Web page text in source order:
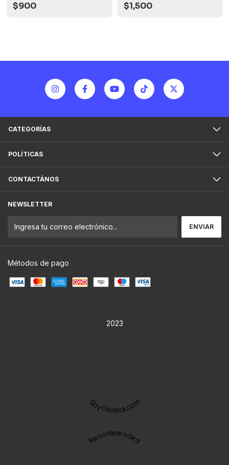
$900 $1,500
CATEGORÍAS
POLÍTICAS
CONTACTÁNOS
NEWSLETTER
Métodos de pago
2023
SoyOaxaca.com
Recommended